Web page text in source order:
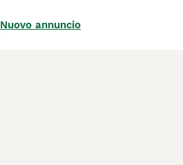
Nuovo annuncio